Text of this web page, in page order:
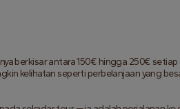
berkisar antara 150€ hingga 250€
kelihatan seperti perbelanjaan yang